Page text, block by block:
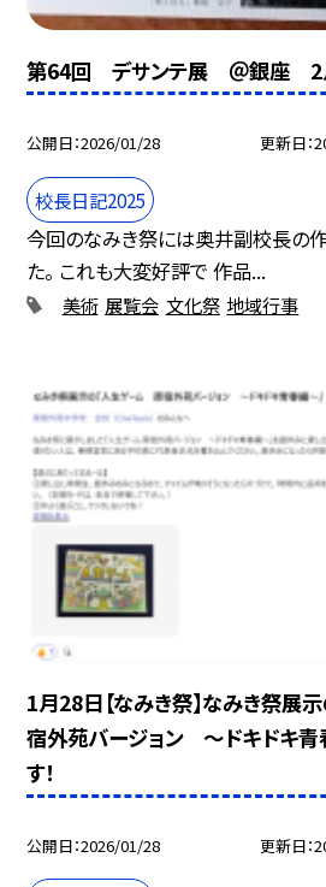
第64回 デサンテ展 ＠銀座 2
公開日 2026/01/28 更新日
校長日記2025
今回のなみき祭には奥井副校長の
た。 これも大変好評で 作品...
美術 展覧会 文化祭 地域行事
1月28日【なみき祭】なみき祭展
宿外苑バージョン ～ドキドキ青
す！
公開日 2026/01/28 更新日